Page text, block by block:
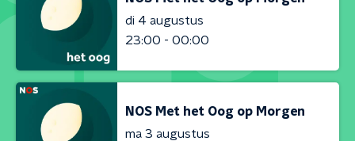
di 4 augustus
23:00 - 00:00
NOS Met het Oog op Morgen
ma 3 augustus